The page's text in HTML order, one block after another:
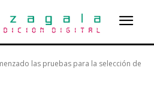
las pruebas para la selección de